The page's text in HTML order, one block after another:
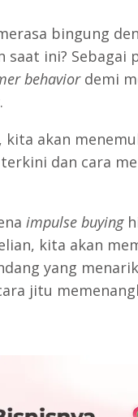
bingung
saat ini? Sebagai
behaviordemi
akan
dan cara
impulse buying
kita akan
yang
jitu